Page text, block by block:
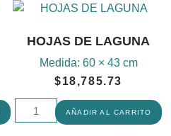
HOJAS DE LAGUNA
Medida: 60 × 43 cm
$18,785.73
AÑADIR AL CARRITO